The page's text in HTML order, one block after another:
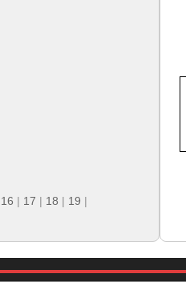
16 | 17 | 18 | 19 |